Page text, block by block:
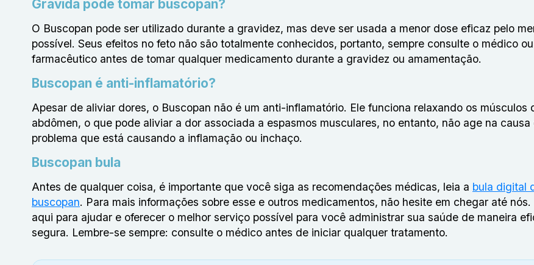
Grávida pode tomar buscopan?
O Buscopan pode ser utilizado durante a gravidez, mas deve ser usada a menor dose eficaz pelo
possível. Seus efeitos no feto não são totalmente conhecidos, portanto, sempre consulte o médico ou
farmacêutico antes de tomar qualquer medicamento durante a gravidez ou amamentação.
Buscopan é anti-inflamatório?
Apesar de aliviar dores, o Buscopan não é um anti-inflamatório. Ele funciona relaxando os músculos
abdômen, o que pode aliviar a dor associada a espasmos musculares, no entanto, não age na causa
problema que está causando a inflamação ou inchaço.
Buscopan bula
Antes de qualquer coisa, é importante que você siga as recomendações médicas, leia a bula digital
buscopan. Para mais informações sobre esse e outros medicamentos, não hesite em chegar até nós.
aqui para ajudar e oferecer o melhor serviço possível para você administrar sua saúde de maneira
segura. Lembre-se sempre: consulte o médico antes de iniciar qualquer tratamento.